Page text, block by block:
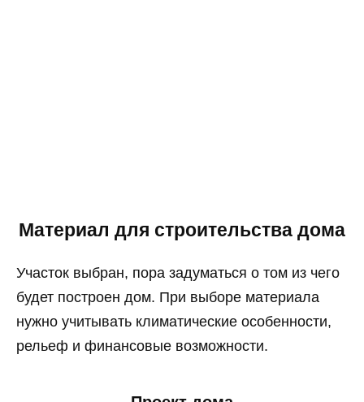
Материал для строительства дома
Участок выбран, пора задуматься о том из чего
будет построен дом. При выборе материала
нужно учитывать климатические особенности,
рельеф и финансовые возможности.